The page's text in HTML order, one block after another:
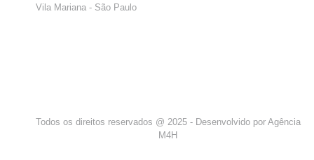
Vila Mariana - São Paulo
Todos os direitos reservados @ 2025 - Desenvolvido por Agência
M4H